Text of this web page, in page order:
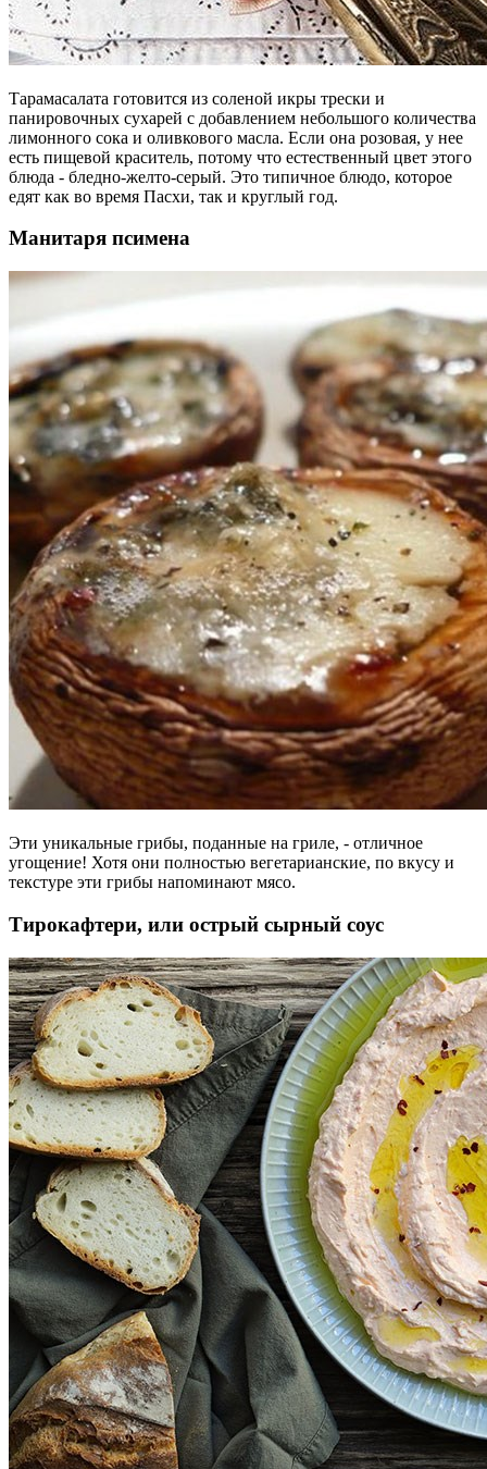
Тарамасалата готовится из соленой икры трески и
панировочных сухарей с добавлением небольшого количества
лимонного сока и оливкового масла. Если она розовая, у нее
есть пищевой краситель, потому что естественный цвет этого
блюда - бледно-желто-серый. Это типичное блюдо, которое
едят как во время Пасхи, так и круглый год.
Манитаря псимена
Эти уникальные грибы, поданные на гриле, - отличное
угощение! Хотя они полностью вегетарианские, по вкусу и
текстуре эти грибы напоминают мясо.
Тирокафтери, или острый сырный соус